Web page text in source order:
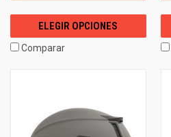
ELEGIR OPCIONES
Comparar